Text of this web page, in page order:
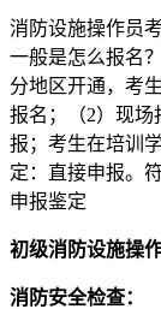
消防设施操作员
一般是怎么报名
分地区开通，考
报名；（2）现场
报；考生在培训
定：直接申报。
申报鉴定
初级消防设施操
消防安全检查：